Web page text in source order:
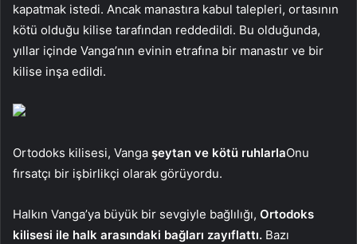
kapatmak istedi. Ancak manastıra kabul talepleri, ortasının
kötü olduğu kilise tarafından reddedildi. Bu olduğunda,
yıllar içinde Vanga’nın evinin etrafına bir manastır ve bir
kilise inşa edildi.
Ortodoks kilisesi, Vanga şeytan ve kötü ruhlarlaOnu
fırsatçı bir işbirlikçi olarak görüyordu.
Halkın Vanga’ya büyük bir sevgiyle bağlılığı, Ortodoks
kilisesi ile halk arasındaki bağları zayıflattı. Bazı